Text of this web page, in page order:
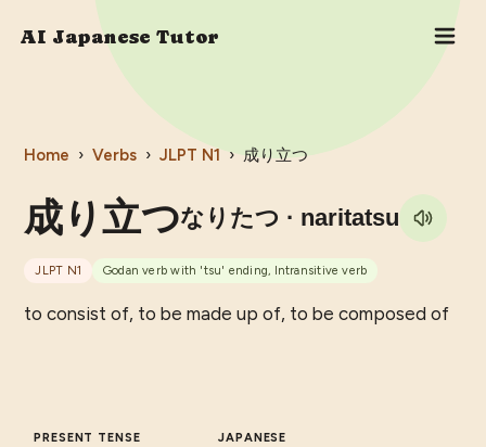
AI Japanese Tutor
Home › Verbs › JLPT N1 › 成り立つ
成り立つなりたつ · naritatsu
JLPT N1 Godan verb with 'tsu' ending, Intransitive verb
to consist of, to be made up of, to be composed of
PRESENT TENSE JAPANESE